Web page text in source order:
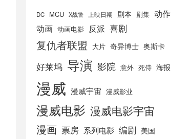
DC MCU X战警 上映日期 剧本 剧集 动作
动画 动画电影 反派 喜剧
复仇者联盟 大片 奇异博士 奥斯卡
好莱坞 导演 影院 意外 死侍 海报
漫威 漫威宇宙 漫威影业
漫威电影 漫威电影宇宙
漫画 票房 系列电影 编剧 美国